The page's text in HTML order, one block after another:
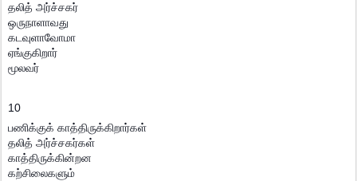
தலித் அர்ச்சகர்
ஒருநாளாவது
கடவுளாவோமா
ஏங்குகிறார்
மூலவர்
10
பணிக்குக் காத்திருக்கிறார்கள்
தலித் அர்ச்சகர்கள்
காத்திருக்கின்றன
கற்சிலைகளும்